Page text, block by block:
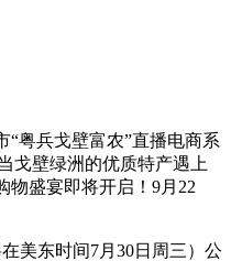
“粤兵戈壁富农”直播电商系
戈壁绿洲的优质特产遇上
物盛宴即将开启！9月22
美东时间7月30日周三）公